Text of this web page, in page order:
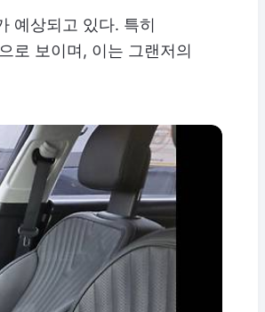
예상되고 있다. 특히
로 보이며, 이는 그랜저의